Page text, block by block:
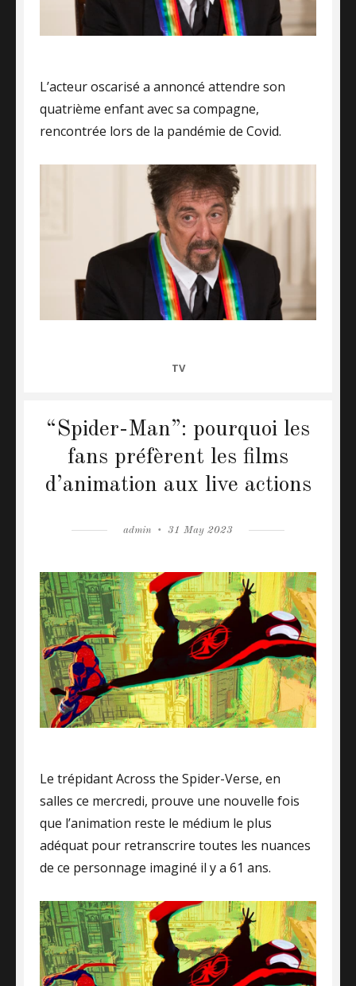
L’acteur oscarisé a annoncé attendre son
quatrième enfant avec sa compagne,
rencontrée lors de la pandémie de Covid.
CATEGORIES
TV
“Spider-Man”: pourquoi les
fans préfèrent les films
d’animation aux live actions
Author
admin
Posted
31 May 2023
Le trépidant Across the Spider-Verse, en
salles ce mercredi, prouve une nouvelle fois
que l’animation reste le médium le plus
adéquat pour retranscrire toutes les nuances
de ce personnage imaginé il y a 61 ans.